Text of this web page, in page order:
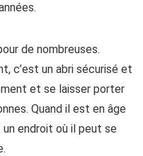
de nombreuses.
c’est un abri sécurisé et
et se laisser porter
Quand il est en âge
endroit où il peut se